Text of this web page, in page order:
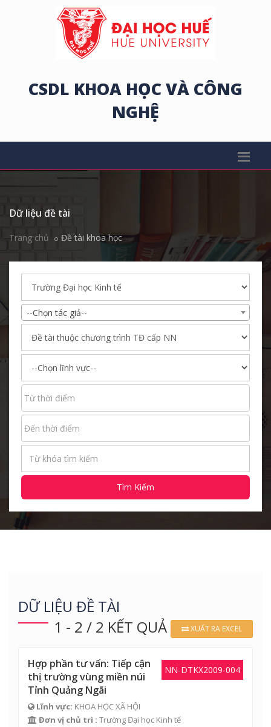
CSDL KHOA HỌC VÀ CÔNG
NGHỆ
Dữ liệu đề tài
Trang chủ Đề tài khoa học
--Chọn tác giả--
Tìm Kiếm
DỮ LIỆU ĐỀ TÀI
1 - 2 / 2 KẾT QUẢ
XUẤT RA EXCEL
NN-DTKX2009-004
Hợp phần tư vấn: Tiếp cận
thị trường vùng miền núi
Tỉnh Quảng Ngãi
Lĩnh vực: KHOA HỌC XÃ HỘI
Đơn vị chủ trì : Trường Đại học Kinh tế